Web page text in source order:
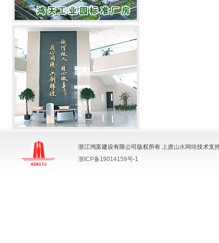
浙江鸿富建设有限公司版权所有 上虞山水网络技术支
浙ICP备19014159号-1